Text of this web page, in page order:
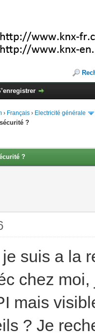
› Français › Electricité générale
?
?
suis a la
chez
mais
? Je